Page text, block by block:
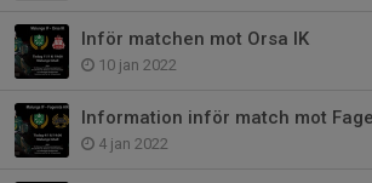
Inför matchen mot Orsa IK
10 jan 2022
Information inför match mot
4 jan 2022